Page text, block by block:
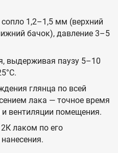
1,2–1,5 мм (верхний
бачок), давление 3–5
выдерживая паузу 5–10
глянца по всей
лака — точное время
вентиляции помещения.
лаком по его